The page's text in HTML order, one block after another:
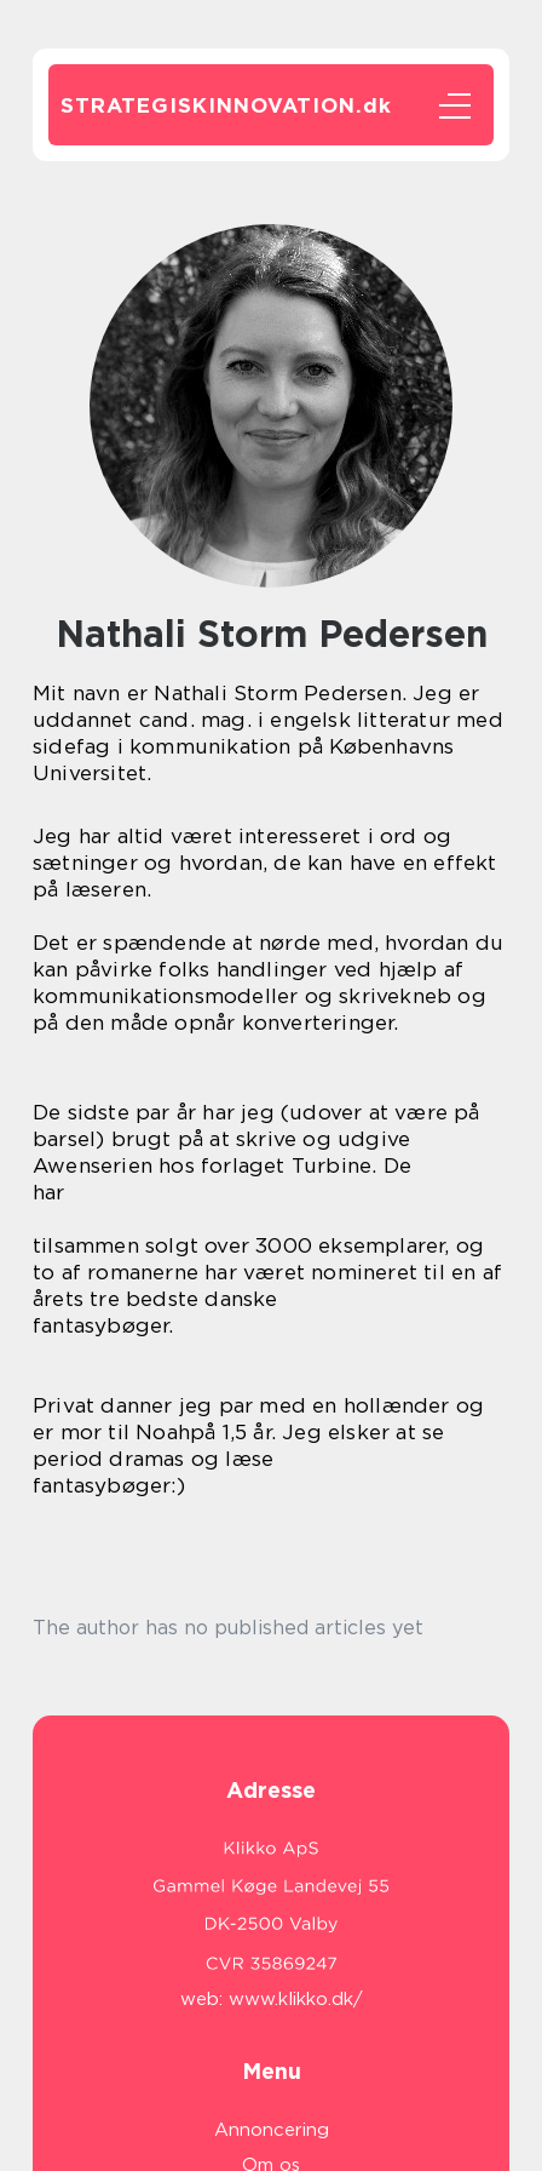
STRATEGISKINNOVATION.dk
Nathali Storm Pedersen
Mit navn er Nathali Storm Pedersen. Jeg er
uddannet cand. mag. i engelsk litteratur med
sidefag i kommunikation på Københavns
Universitet.
Jeg har altid været interesseret i ord og
sætninger og hvordan, de kan have en effekt
på læseren.
Det er spændende at nørde med, hvordan du
kan påvirke folks handlinger ved hjælp af
kommunikationsmodeller og skrivekneb og
på den måde opnår konverteringer.
De sidste par år har jeg (udover at være på
barsel) brugt på at skrive og udgive
Awenserien hos forlaget Turbine. De
har
tilsammen solgt over 3000 eksemplarer, og
to af romanerne har været nomineret til en af
årets tre bedste danske
fantasybøger.
Privat danner jeg par med en hollænder og
er mor til Noahpå 1,5 år. Jeg elsker at se
period dramas og læse
fantasybøger:)
The author has no published articles yet
Adresse
web: www.klikko.dk/
Menu
Annoncering
Om os